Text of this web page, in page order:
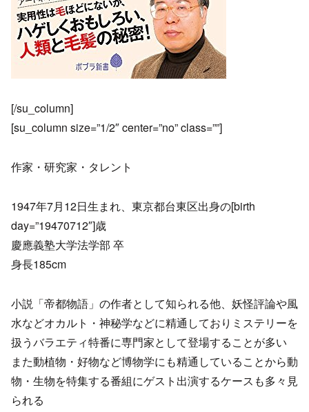
[/su_column]
[su_column size=”1/2″ center=”no” class=””]
作家・研究家・タレント
1947年7月12日生まれ、東京都台東区出身の[birth
day=”19470712″]歳
慶應義塾大学法学部 卒
身長185cm
小説「帝都物語」の作者として知られる他、妖怪評論や風
水などオカルト・神秘学などに精通しておりミステリーを
扱うバラエティ特番に専門家として登場することが多い
また動植物・好物など博物学にも精通していることから動
物・生物を特集する番組にゲスト出演するケースも多々見
られる